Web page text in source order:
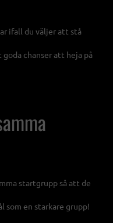
ifall du väljer att stå
chanser att heja på
startgrupp så att de
som en starkare grupp!